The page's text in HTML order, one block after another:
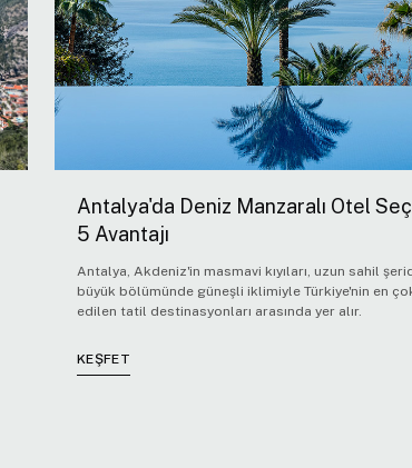
Antalya'da Deniz Manzaralı Otel
5 Avantajı
Antalya, Akdeniz'in masmavi kıyıları, uzun sahil
büyük bölümünde güneşli iklimiyle Türkiye'nin en
edilen tatil destinasyonları arasında yer alır.
KEŞFET